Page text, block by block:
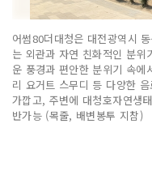
어썸80더대청은 대전광역시
는 외관과 자연 친화적인 분
운 풍경과 편안한 분위기 속에
리 요거트 스무디 등 다양한
가깝고, 주변에 대청호자연생
반가능 (목줄, 배변봉투 지참)